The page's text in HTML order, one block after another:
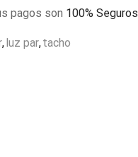
pagos son 100% Seguros
,luz par,tacho